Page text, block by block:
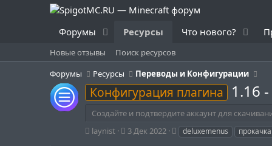
Форумы Ресурсы Что нового?
Новые отзывы
Поиск ресурсов
Форумы
Ресурсы Переводы и Конфигурации
Конфигурация плагина 1.16
Создайте и подтвердите аккаунт для
А
laynist
Д
3 Дек 2022
Т deluxemenus прокачка